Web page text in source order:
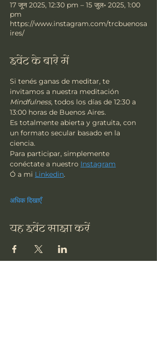
17 जून 2025, 12:30 pm – 15 जुल॰ 2025, 1:00
pm
https://www.instagram.com/trcbuenosa
ires/
इवेंट के बारे में
Si tenés ganas de meditar, te
invitamos a nuestra meditación
Mindfulness, todos los días de 12:30 a
13:00 horas de Buenos Aires.
Es totalmente abierta y gratuita, con
un formato secular basado en la
ciencia.
Para participar, simplemente
conéctate a nuestro Instagram
Ó a mi Linkedin.
अधिक दिखाएँ
यह इवेंट साझा करें